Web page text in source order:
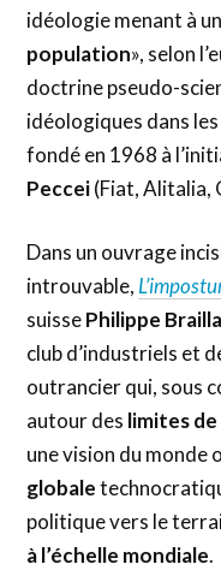
idéologie menant à
population», selon
doctrine pseudo-
idéologiques dans
fondé en 1968 à
Peccei(Fiat, Alitalia,
Dans un ouvrage
introuvable,
suissePhilippe
club d’industriels et
outrancier qui, sous
autour des limites
une vision du monde
globale
politique vers le
à l’échelle mondiale.